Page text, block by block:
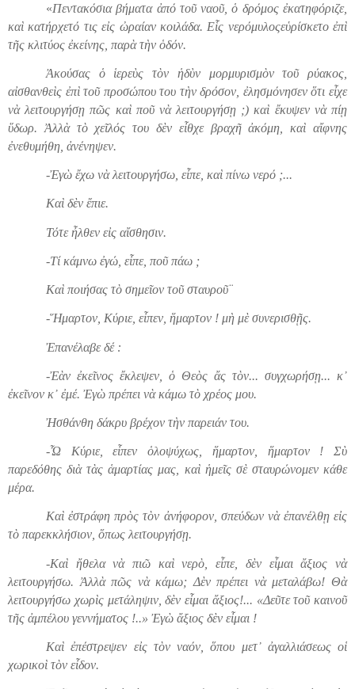
«Πεντακόσια βήματα ἀπό τοῦ ναοῦ, ὁ δρόμος ἐκατηφόριζε,
καὶ κατήρχετό τις εἰς ὠραίαν κοιλάδα. Εἷς νερόμυλοςεὑρίσκετο ἐπὶ
τῆς κλιτύος ἐκείνης, παρὰ τὴν ὁδόν.
Ἀκούσας ὁ ἱερεὺς τὸν ἡδὺν μορμυρισμὸν τοῦ ρύακος,
αἰσθανθεὶς ἐπὶ τοῦ προσώπου του τὴν δρόσον, ἐλησμόνησεν ὅτι εἶχε
νὰ λειτουργήσῃ πῶς καὶ ποῦ νὰ λειτουργήσῃ ;) καὶ ἔκυψεν νὰ πίῃ
ὕδωρ. Ἀλλὰ τὸ χεῖλός του δὲν εἶθχε βραχῆ ἀκόμη, καὶ αἴφνης
ἐνεθυμήθη, ἀνένηψεν.
-Ἐγὼ ἔχω νὰ λειτουργήσω, εἶπε, καὶ πίνω νερό ;...
Καὶ δὲν ἔπιε.
Τότε ἦλθεν εἰς αἴσθησιν.
-Τί κάμνω ἐγώ, εἶπε, ποῦ πάω ;
Καὶ ποιήσας τὸ σημεῖον τοῦ σταυροῦ¨
-Ἥμαρτον, Κύριε, εἶπεν, ἥμαρτον ! μὴ μὲ συνερισθῇς.
Ἐπανέλαβε δέ :
-Ἐὰν ἐκεῖνος ἔκλεψεν, ὁ Θεὸς ἄς τὸν... συγχωρήσῃ... κ᾿
ἐκεῖνον κ᾿ ἐμέ. Ἐγὼ πρέπει νὰ κάμω τὸ χρέος μου.
Ἠσθάνθη δάκρυ βρέχον τὴν παρειάν του.
-Ὦ Κύριε, εἶπεν ὁλοψύχως, ἥμαρτον, ἥμαρτον ! Σὺ
παρεδόθης διὰ τὰς ἁμαρτίας μας, καὶ ἡμεῖς σὲ σταυρώνομεν κάθε
μέρα.
Καὶ ἐστράφη πρὸς τὸν ἀνήφορον, σπεύδων νὰ ἐπανέλθῃ εἰς
τὸ παρεκκλήσιον, ὅπως λειτουργήσῃ.
-Καὶ ἤθελα νὰ πιῶ καὶ νερὸ, εἶπε, δὲν εἶμαι ἄξιος νὰ
λειτουργήσω. Ἀλλὰ πῶς νὰ κάμω; Δὲν πρέπει νὰ μεταλάβω! Θὰ
λειτουργήσω χωρὶς μετάληψιν, δὲν εἶμαι ἄξιος!... «Δεῦτε τοῦ καινοῦ
τῆς ἀμπέλου γεννήματος !..» Ἐγὼ ἄξιος δὲν εἶμαι !
Καὶ ἐπέστρεψεν εἰς τὸν ναόν, ὅπου μετ᾿ ἀγαλλιάσεως οἱ
χωρικοὶ τὸν εἶδον.